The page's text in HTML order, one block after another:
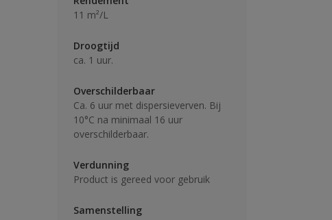
11 m²/L
Droogtijd
ca. 1 uur.
Overschilderbaar
Ca. 6 uur met dispersieverven. Bij
10°C na minimaal 16 uur
overschilderbaar.
Verdunning
Product is gereed voor gebruik
Samenstelling